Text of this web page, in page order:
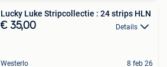
Lucky Luke Stripcollectie : 24 strips HLN
€ 35,00 Details
Westerlo 8 feb 26